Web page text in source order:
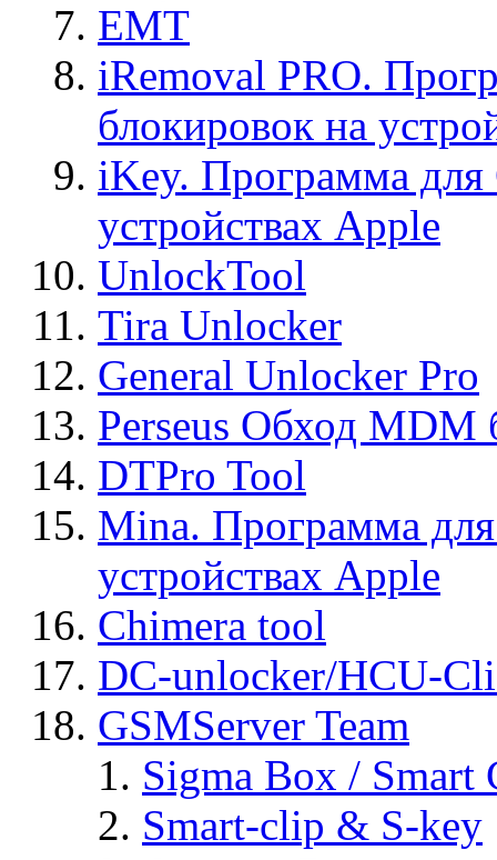
EMT
iRemoval PRO.
блокировок на
iKey. Программа для
устройствах Apple
UnlockTool
Tira Unlocker
General Unlocker Pro
Perseus Обход MDM
DTPro Tool
Mina. Программа
устройствах Apple
Chimera tool
DC-unlocker/HCU-
GSMServer Team
Sigma Box / Smart
Smart-clip & S-key